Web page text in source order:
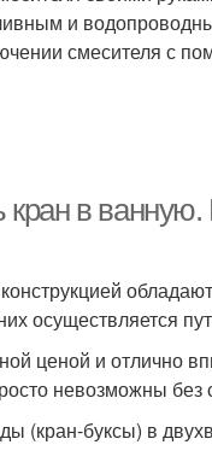
и
смесителя с
кран в
осуществляется
ценой и отлично
невозможны
(кран-буксы) в